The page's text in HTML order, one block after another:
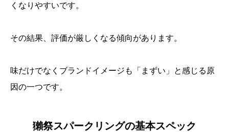
くなりやすいです。
その結果、評価が厳しくなる傾向があります。
味だけでなくブランドイメージも「まずい」と感じる原
因の一つです。
獺祭スパークリングの基本スペック